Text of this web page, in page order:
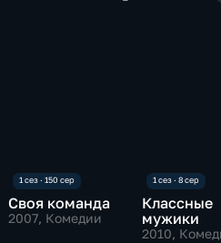
Своя команда
2007, Комедии
Классные
мужики
2010,